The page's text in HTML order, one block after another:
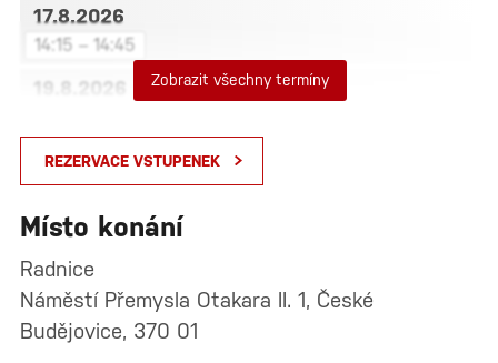
17.8.2026
14:15 – 14:45
19.8.2026
24.8.2026
14:15 – 14:45
26.8.2026
14:15 – 14:45
31.8.2026
14:15 – 14:45
Zobrazit všechny termíny
REZERVACE VSTUPENEK
Místo konání
Radnice
Náměstí Přemysla Otakara II. 1, České
Budějovice, 370 01